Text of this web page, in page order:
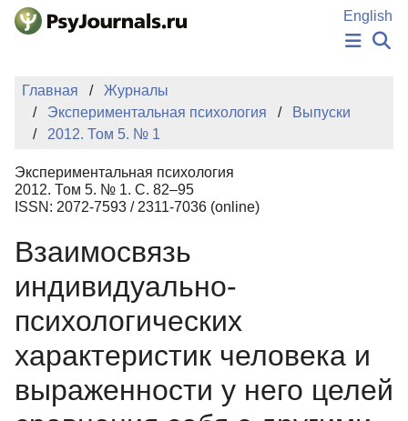
Перейти к основному содержанию
English
НОВОСТИ
КЛЮЧЕВЫЕ СЛОВА
Регистрация
Главная
Журналы
Экспериментальная психология
Выпуски
2012. Том 5. № 1
Экспериментальная психология
2012. Том 5. № 1. С. 82–95
ISSN: 2072-7593 / 2311-7036 (online)
Взаимосвязь
индивидуально-
психологических
характеристик человека и
выраженности у него целей